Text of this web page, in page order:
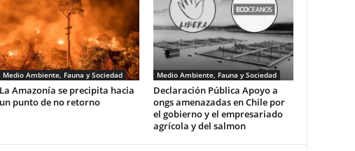
Medio Ambiente, Fauna y Sociedad
La Amazonía se precipita hacia
un punto de no retorno
Medio Ambiente, Fauna y Sociedad
Declaración Pública Apoyo a
ongs amenazadas en Chile por
el gobierno y el empresariado
agrícola y del salmon